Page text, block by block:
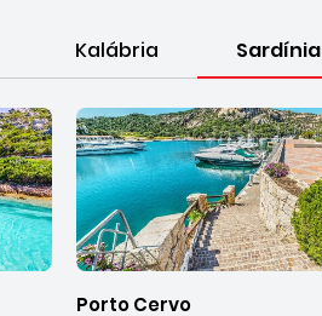
Kalábria Sardínia
Porto Cervo